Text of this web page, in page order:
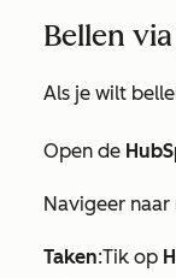
Bellen
Als je wilt
Open de
Navigeer naar
Taken:Tik op